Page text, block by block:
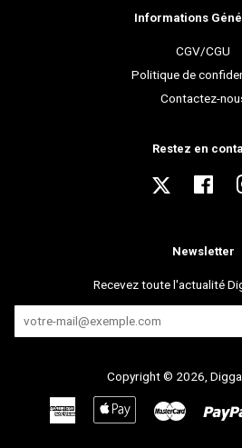
Informations
CGV/CGU
Politique de
Contactez-
Restez en
Twitter
Newsletter
Recevez toute l'actualité
Copyright © 2026,
American
Express
Apple
Pay
Master